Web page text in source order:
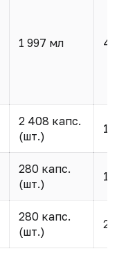
1 997 мл
2 408 капс.
(шт.)
280 капс.
(шт.)
280 капс.
(шт.)